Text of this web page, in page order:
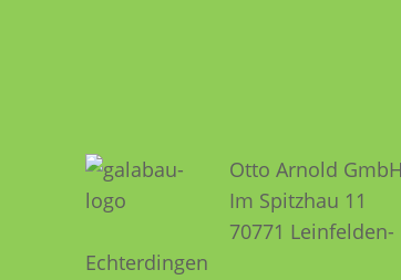
Otto Arnold GmbH
Im Spitzhau 11
70771 Leinfelden­­
Echterdingen